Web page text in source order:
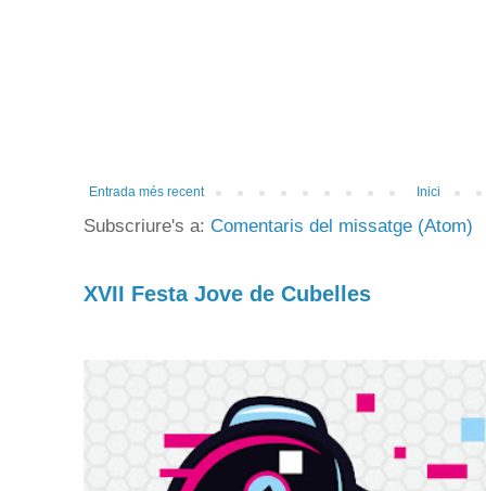
Entrada més recent Inici
Subscriure's a: Comentaris del missatge (Atom)
XVII Festa Jove de Cubelles